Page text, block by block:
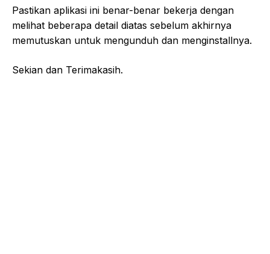
Pastikan aplikasi ini benar-benar bekerja dengan
melihat beberapa detail diatas sebelum akhirnya
memutuskan untuk mengunduh dan menginstallnya.
Sekian dan Terimakasih.